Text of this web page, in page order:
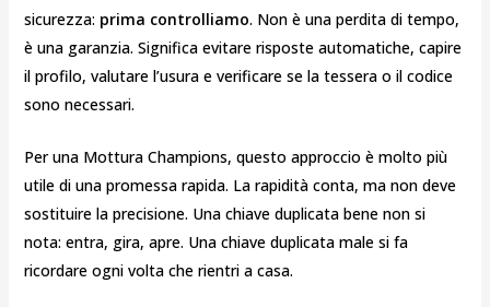
sicurezza: prima controlliamo. Non è una perdita di tempo,
è una garanzia. Significa evitare risposte automatiche, capire
il profilo, valutare l’usura e verificare se la tessera o il codice
sono necessari.
Per una Mottura Champions, questo approccio è molto più
utile di una promessa rapida. La rapidità conta, ma non deve
sostituire la precisione. Una chiave duplicata bene non si
nota: entra, gira, apre. Una chiave duplicata male si fa
ricordare ogni volta che rientri a casa.